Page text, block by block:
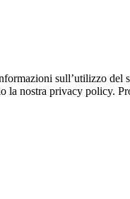
sull’utilizzo
nostra privacy policy.